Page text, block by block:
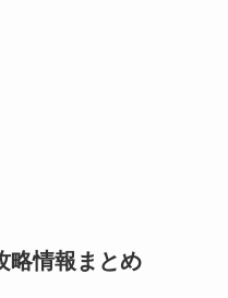
略情報まとめ